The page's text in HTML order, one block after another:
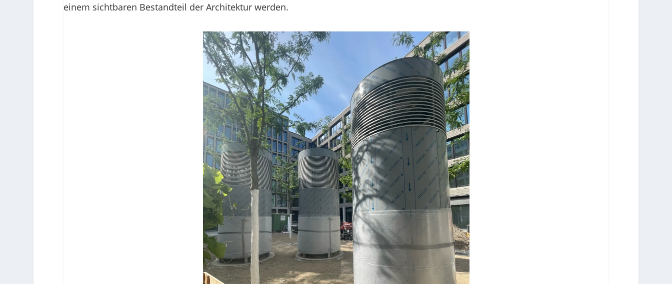
einem sichtbaren Bestandteil der Architektur werden.